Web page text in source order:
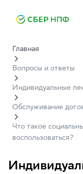
Главная
Вопросы и ответы
Индивидуальные
Обслуживание
Что такое
воспользоваться?